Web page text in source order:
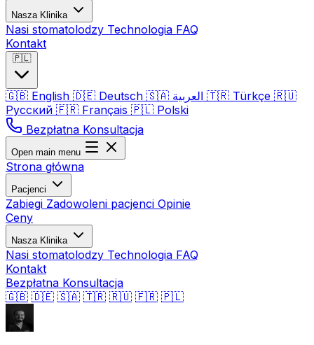
Nasza Klinika
Nasi stomatolodzy Technologia FAQ
Kontakt
🇵🇱
🇬🇧 English 🇩🇪 Deutsch 🇸🇦 🇹🇷 Türkçe 🇷🇺
Русский 🇫🇷 Français 🇵🇱 Polski
Bezpłatna Konsultacja
Open main menu
Strona główna
Pacjenci
Zabiegi Zadowoleni pacjenci Opinie
Ceny
Nasza Klinika
Nasi stomatolodzy Technologia FAQ
Kontakt
Bezpłatna Konsultacja
🇬🇧 🇩🇪 🇸🇦 🇹🇷 🇷🇺 🇫🇷 🇵🇱